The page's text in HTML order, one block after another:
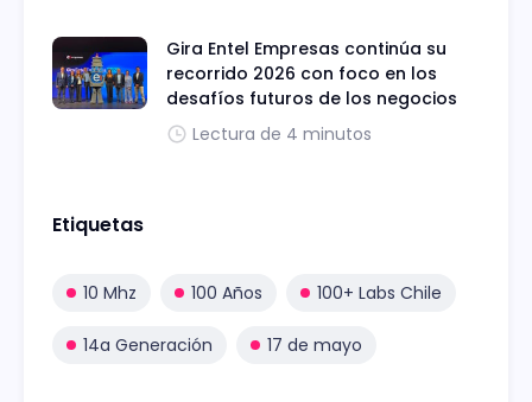
Gira Entel Empresas continúa su
recorrido 2026 con foco en los
desafíos futuros de los negocios
Lectura de 4 minutos
Etiquetas
10 Mhz 100 Años 100+ Labs Chile
14a Generación 17 de mayo